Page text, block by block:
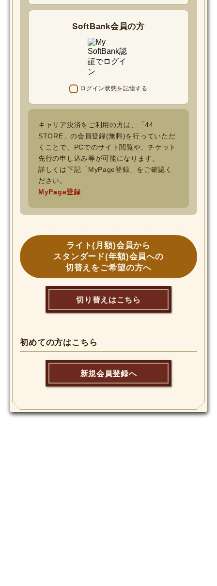
SoftBank会員の方
ログイン状態を記憶する
キャリア決済をご利用の方は、「44
STORE」の会員登録(無料)を行っていただ
くことで、PCでのサイト閲覧や、チケット
先行の申し込み等が可能になります。
詳しくは下記「MyPage登録」をご確認く
ださい。
MyPage登録
ライト(月額)会員から
スタンダード(年額)会員への
切替えをご希望の方へ
切り替えはこちら
初めての方はこちら
新規会員登録へ